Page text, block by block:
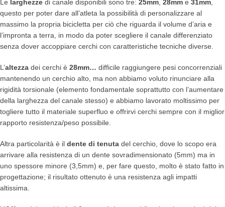
Le larghezze di canale disponibili sono tre: 25mm, 28mm e 31mm,
questo per poter dare all’atleta la possibilità di personalizzare al
massimo la propria bicicletta per ciò che riguarda il volume d’aria e
l’impronta a terra, in modo da poter scegliere il canale differenziato
senza dover accoppiare cerchi con caratteristiche tecniche diverse.
L’altezza dei cerchi è 28mm… difficile raggiungere pesi concorrenziali
mantenendo un cerchio alto, ma non abbiamo voluto rinunciare alla
rigidità torsionale (elemento fondamentale soprattutto con l’aumentare
della larghezza del canale stesso) e abbiamo lavorato moltissimo per
togliere tutto il materiale superfluo e offrirvi cerchi sempre con il miglior
rapporto resistenza/peso possibile.
Altra particolarità è il dente di tenuta del cerchio, dove lo scopo era
arrivare alla resistenza di un dente sovradimensionato (5mm) ma in
uno spessore minore (3,5mm) e, per fare questo, molto è stato fatto in
progettazione; il risultato ottenuto è una resistenza agli impatti
altissima.